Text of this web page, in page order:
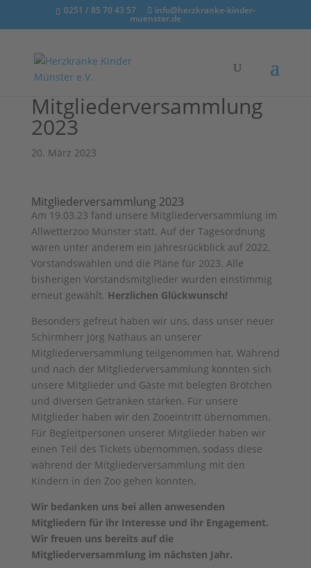
0251 / 85 70 43 57 info@herzkranke-kinder-
muenster.de
Mitgliederversammlung
2023
20. März 2023
Mitgliederversammlung 2023
Am 19.03.23 fand unsere Mitgliederversammlung im
Allwetterzoo Münster statt. Auf der Tagesordnung
waren unter anderem ein Jahresrückblick auf 2022,
Vorstandswahlen und die Pläne für 2023. Alle
bisherigen Vorstandsmitglieder wurden einstimmig
erneut gewählt. Herzlichen Glückwunsch!
Besonders gefreut haben wir uns, dass unser neuer
Schirmherr Jörg Nathaus an unserer
Mitgliederversammlung teilgenommen hat. Während
und nach der Mitgliederversammlung konnten sich
unsere Mitglieder und Gäste mit belegten Brötchen
und diversen Getränken stärken. Für unsere
Mitglieder haben wir den Zooeintritt übernommen.
Für Begleitpersonen unserer Mitglieder haben wir
einen Teil des Tickets übernommen, sodass diese
während der Mitgliederversammlung mit den
Kindern in den Zoo gehen konnten.
Wir bedanken uns bei allen anwesenden
Mitgliedern für ihr Interesse und ihr Engagement.
Wir freuen uns bereits auf die
Mitgliederversammlung im nächsten Jahr.